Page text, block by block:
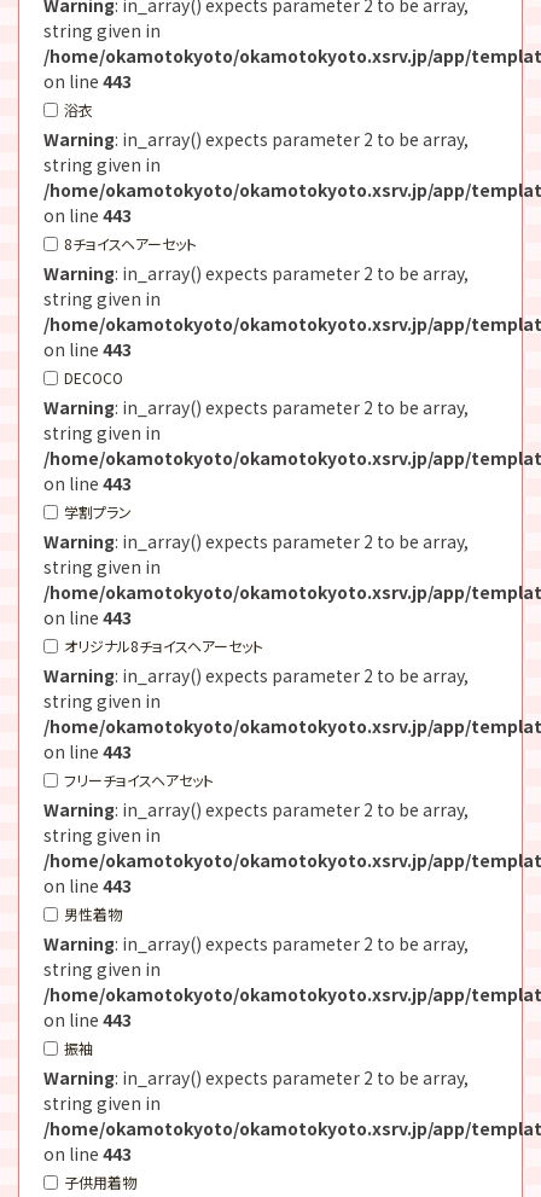
string given in
/home/okamotokyoto/okamotokyoto.xsrv.jp/app/
on line 443
浴衣
Warning: in_array() expects parameter 2 to be array,
string given in
/home/okamotokyoto/okamotokyoto.xsrv.jp/app/
on line 443
8チョイスヘアーセット
Warning: in_array() expects parameter 2 to be array,
string given in
/home/okamotokyoto/okamotokyoto.xsrv.jp/app/
on line 443
DECOCO
Warning: in_array() expects parameter 2 to be array,
string given in
/home/okamotokyoto/okamotokyoto.xsrv.jp/app/
on line 443
学割プラン
Warning: in_array() expects parameter 2 to be array,
string given in
/home/okamotokyoto/okamotokyoto.xsrv.jp/app/
on line 443
オリジナル8チョイスヘアーセット
Warning: in_array() expects parameter 2 to be array,
string given in
/home/okamotokyoto/okamotokyoto.xsrv.jp/app/
on line 443
フリーチョイスヘアセット
Warning: in_array() expects parameter 2 to be array,
string given in
/home/okamotokyoto/okamotokyoto.xsrv.jp/app/
on line 443
男性着物
Warning: in_array() expects parameter 2 to be array,
string given in
/home/okamotokyoto/okamotokyoto.xsrv.jp/app/
on line 443
振袖
Warning: in_array() expects parameter 2 to be array,
string given in
/home/okamotokyoto/okamotokyoto.xsrv.jp/app/
on line 443
子供用着物